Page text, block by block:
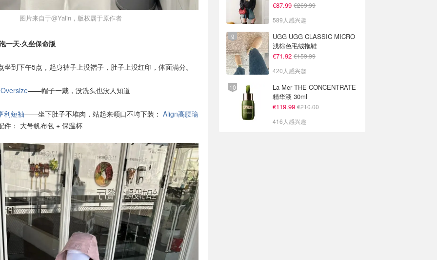
图片来自于@Yalin，版权属于原作者
一天·久坐保命版
坐到下午5点，起身裤子上没褶子，肚子上没红印，体面满分。
——帽子一戴，没洗头也没人知道
利短袖——坐下肚子不堆肉，站起来领口不垮下装： Align高腰瑜
件： 大号帆布包 + 保温杯
€87.99 €269.99
589人感兴趣
UGG UGG CLASSIC MICRO
浅棕色毛绒拖鞋
€71.92 €159.99
420人感兴趣
La Mer THE CONCENTRATE
精华液 30ml
€119.99 €210.00
416人感兴趣